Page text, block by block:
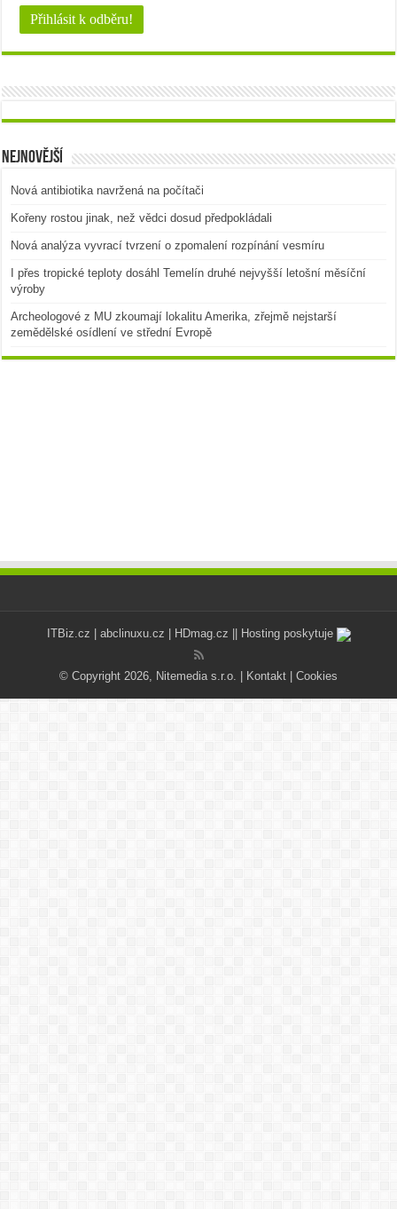
Nejnovější
Nová antibiotika navržená na počítači
Kořeny rostou jinak, než vědci dosud předpokládali
Nová analýza vyvrací tvrzení o zpomalení rozpínání vesmíru
I přes tropické teploty dosáhl Temelín druhé nejvyšší letošní měsíční
výroby
Archeologové z MU zkoumají lokalitu Amerika, zřejmě nejstarší
zemědělské osídlení ve střední Evropě
ITBiz.cz abclinuxu.cz HDmag.cz || Hosting poskytuje
© Copyright 2026, Nitemedia s.r.o. | Kontakt Cookies